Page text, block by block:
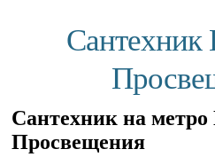
Сантехник
Сантехник на метро
Просвещения